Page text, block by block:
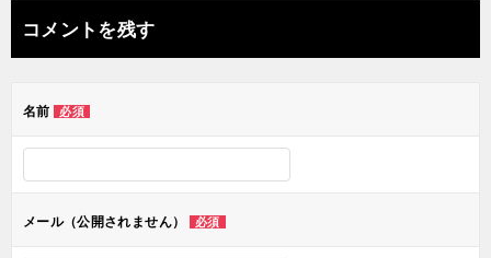
ナ
ビ
ー
ン
コメントを残す
名前 必須
メール（公開されません） 必須